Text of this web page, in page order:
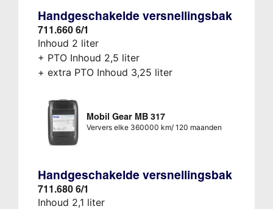
Handgeschakelde versnellingsbak
711.660 6/1
Inhoud 2 liter
+ PTO Inhoud 2,5 liter
+ extra PTO Inhoud 3,25 liter
Mobil Gear MB 317
Ververs elke 360000 km/ 120 maanden
Handgeschakelde versnellingsbak
711.680 6/1
Inhoud 2,1 liter